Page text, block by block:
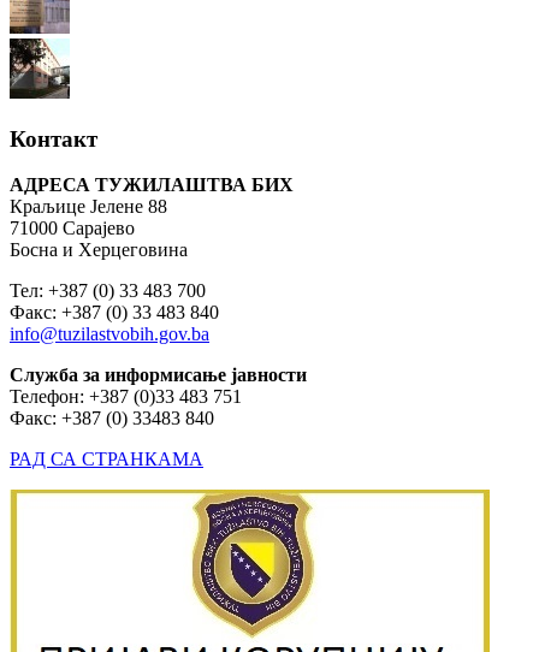
Контакт
АДРЕСА ТУЖИЛАШТВА БИХ
Краљице Јелене 88
71000 Сарајево
Босна и Херцеговина
Тел: +387 (0) 33 483 700
Факс: +387 (0) 33 483 840
info@tuzilastvobih.gov.ba
Служба за информисање јавности
Телефон: +387 (0)33 483 751
Факс: +387 (0) 33483 840
РАД СА СТРАНКАМА